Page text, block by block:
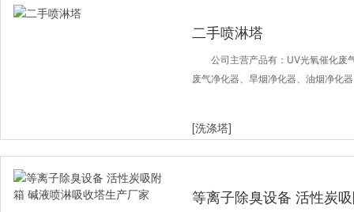
二手喷淋塔
公司主营产品有：UV光氧催化废
废气净化器、旱烟净化器、油烟净化
[洗涤塔]
等离子除臭设备 活性炭